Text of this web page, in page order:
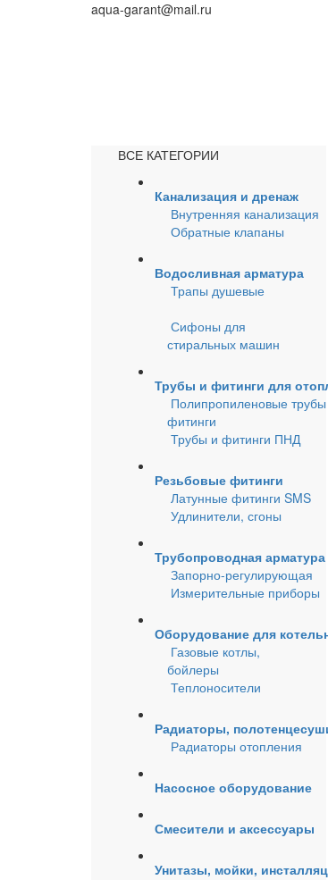
aqua-garant@mail.ru
ВСЕ КАТЕГОРИИ
Канализация и дренаж
Внутренняя канализация
Обратные клапаны
Водосливная арматура
Трапы душевые
Сифоны для
стиральных машин
Трубы и фитинги для
Полипропиленовые
фитинги
Трубы и фитинги ПНД
Резьбовые фитинги
Латунные фитинги SMS
Удлинители, сгоны
Трубопроводная арматура
Запорно-регулирующая
Измерительные приборы
Оборудование для
Газовые котлы,
бойлеры
Теплоносители
Радиаторы,
Радиаторы отопления
Насосное оборудование
Смесители и аксессуары
Унитазы, мойки,